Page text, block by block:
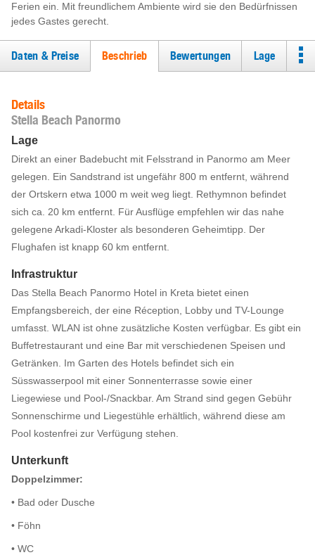
Ferien ein. Mit freundlichem Ambiente wird sie den Bedürfnissen
jedes Gastes gerecht.
Daten & Preise Beschrieb Bewertungen Lage
Details
Stella Beach Panormo
Lage
Direkt an einer Badebucht mit Felsstrand in Panormo am Meer
gelegen. Ein Sandstrand ist ungefähr 800 m entfernt, während
der Ortskern etwa 1000 m weit weg liegt. Rethymnon befindet
sich ca. 20 km entfernt. Für Ausflüge empfehlen wir das nahe
gelegene Arkadi-Kloster als besonderen Geheimtipp. Der
Flughafen ist knapp 60 km entfernt.
Infrastruktur
Das Stella Beach Panormo Hotel in Kreta bietet einen
Empfangsbereich, der eine Réception, Lobby und TV-Lounge
umfasst. WLAN ist ohne zusätzliche Kosten verfügbar. Es gibt ein
Buffetrestaurant und eine Bar mit verschiedenen Speisen und
Getränken. Im Garten des Hotels befindet sich ein
Süsswasserpool mit einer Sonnenterrasse sowie einer
Liegewiese und Pool-/Snackbar. Am Strand sind gegen Gebühr
Sonnenschirme und Liegestühle erhältlich, während diese am
Pool kostenfrei zur Verfügung stehen.
Unterkunft
Doppelzimmer:
• Bad oder Dusche
• Föhn
• WC